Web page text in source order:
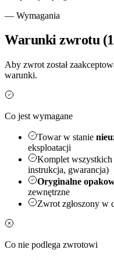
— Wymagania
Warunki zwrotu
Aby zwrot został
warunki.
Co jest wymagane
Towar w stanie
eksploatacji
Komplet wszystkich
instrukcja, gwarancja)
Oryginalne
zewnętrzne
Zwrot zgłoszony w
Co nie podlega zwrotowi